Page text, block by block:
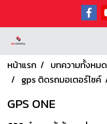
หน้าแรก บทความทั้งหมด
gps ติดรถมอเตอร์ไซค์
GPS ONE